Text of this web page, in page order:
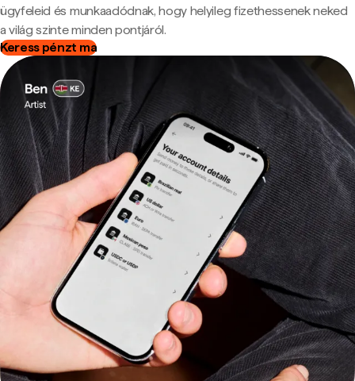
ügyfeleid és munkaadódnak, hogy helyileg fizethessenek neked
a világ szinte minden pontjáról.
Keress pénzt ma